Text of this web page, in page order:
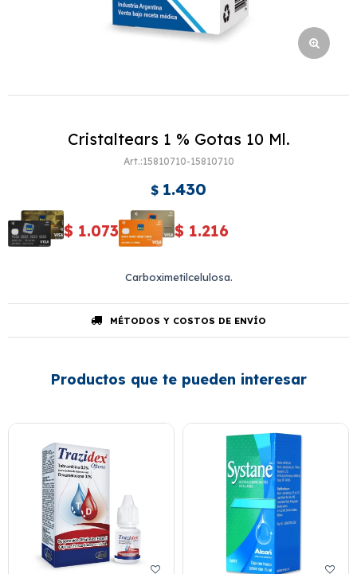
Cristaltears 1 % Gotas 10 Ml.
15810710-15810710
$ 1.430
$ 1.073 $ 1.216
Carboximetilcelulosa.
MÉTODOS Y COSTOS DE ENVÍO
Productos que te pueden interesar